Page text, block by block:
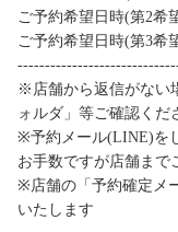
ご予約希望日時(第2希
ご予約希望日時(第3希
※店舗から返信がない
ォルダ」等ご確認くだ
※予約メール(LINE)を
お手数ですが店舗まで
※店舗の「予約確定メ
いたします